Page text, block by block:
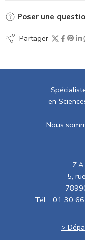
Poser une
Partager
en
Nous
5,
Tél. : 01 30
>